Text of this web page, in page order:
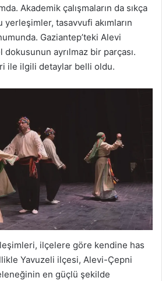
Akademik çalışmaların da sıkça
yerleşimler, tasavvufi akımların
Gaziantep’teki Alevi
ayrılmaz bir parçası.
ile ilgili detaylar belli oldu.
ilçelere göre kendine has
Yavuzeli ilçesi, Alevi-Çepni
en güçlü şekilde